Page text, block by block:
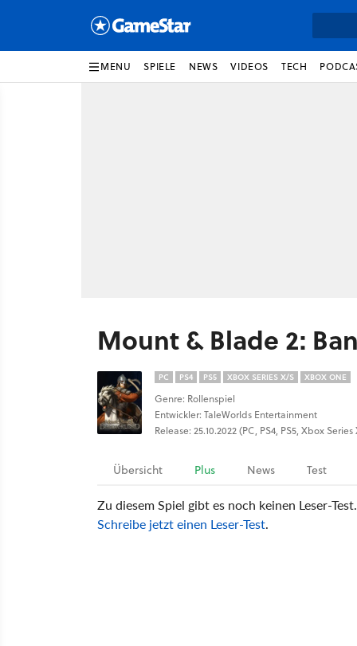
MENU SPIELE NEWS VIDEOS TECH
Mount & Blade 2:
PC PS4 PS5 XBOX SERIES X/S XBOX ONE
Genre: Rollenspiel
Entwickler: TaleWorlds Entertainment
Release: 25.10.2022 (PC, PS4, PS5, Xbox
Übersicht Plus News Test
Zu diesem Spiel gibt es noch keinen Leser-Test.
Schreibe jetzt einen Leser-Test.